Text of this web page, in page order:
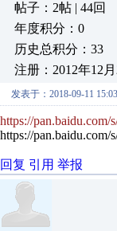
帖子：2帖 | 44回
年度积分：0
历史总积分：33
注册：2012年12月
发表于：2018-09-11
https://
https://
回复 引用 举报